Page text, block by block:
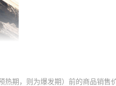
热期，则为爆发期）前的商品销售